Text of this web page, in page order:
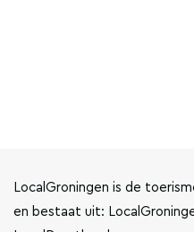
LocalGroningen is de
en bestaat uit: